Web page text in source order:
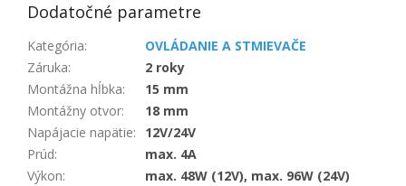
Dodatočné parametre
Kategória:
OVLÁDANIE A STMIEVAČE
Záruka:
2 roky
Montážna hĺbka:
15 mm
Montážny otvor:
18 mm
Napájacie napätie:
12V/24V
Prúd:
max. 4A
Výkon: max. 48W (12V), max. 96W (24V)